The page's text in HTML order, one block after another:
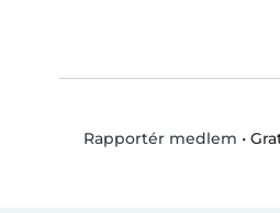
Rapportér medlem •